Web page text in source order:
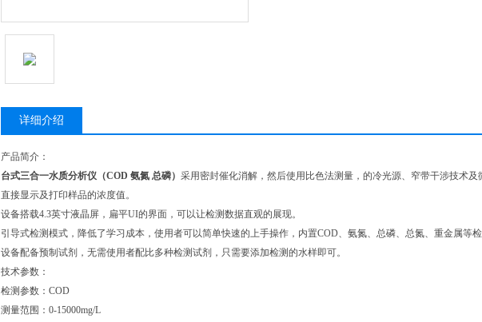
详细介绍
产品简介：
台式三合一水质分析仪（COD 氨氮 总磷） 采用密封催化消解，然后使用比色法测量，的冷光源、窄带干涉技术及
直接显示及打印样品的浓度值。
设备搭载4.3英寸液晶屏，扁平UI的界面，可以让检测数据直观的展现。
引导式检测模式，降低了学习成本，使用者可以简单快速的上手操作，内置COD、氨氮、总磷、总氮、重金属等检
设备配备预制试剂，无需使用者配比多种检测试剂，只需要添加检测的水样即可。
技术参数：
检测参数：COD
测量范围：0-15000mg/L